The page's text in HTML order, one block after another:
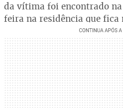
da vítima foi encontrado
feira na residência que fica